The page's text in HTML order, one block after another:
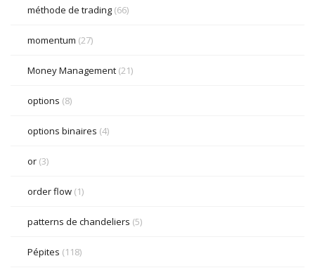
méthode de trading (66)
momentum (27)
Money Management (21)
options (8)
options binaires (4)
or (3)
order flow (1)
patterns de chandeliers (5)
Pépites (118)